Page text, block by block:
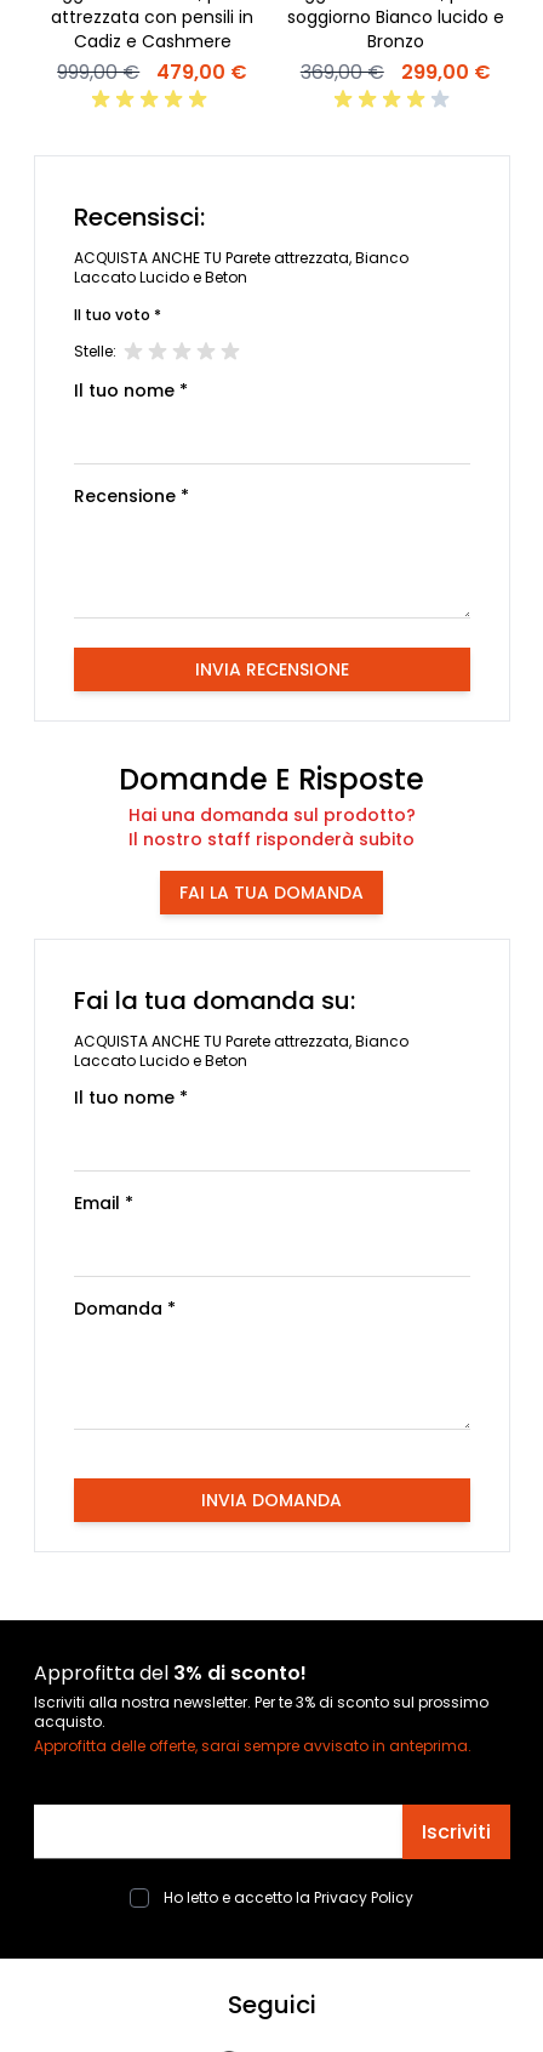
attrezzata con pensili in
Cadiz e Cashmere
999,00 € 479,00 €
soggiorno Bianco lucido e
Bronzo
369,00 € 299,00 €
Recensisci:
ACQUISTA ANCHE TU Parete attrezzata, Bianco
Laccato Lucido e Beton
Il tuo voto *
Stelle:
Il tuo nome *
Recensione *
INVIA RECENSIONE
Domande E Risposte
Hai una domanda sul prodotto?
Il nostro staff risponderà subito
FAI LA TUA DOMANDA
Fai la tua domanda su:
ACQUISTA ANCHE TU Parete attrezzata, Bianco
Laccato Lucido e Beton
Il tuo nome *
Email *
Domanda *
INVIA DOMANDA
Approfitta del 3% di sconto!
Iscriviti alla nostra newsletter. Per te 3% di sconto sul prossimo
acquisto.
Approfitta delle offerte, sarai sempre avvisato in anteprima.
Iscriviti
Ho letto e accetto la Privacy Policy
Seguici